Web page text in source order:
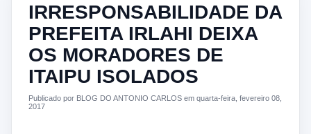
IRRESPONSABILIDADE DA
PREFEITA IRLAHI DEIXA
OS MORADORES DE
ITAIPU ISOLADOS
Publicado por BLOG DO ANTONIO CARLOS em quarta-feira, fevereiro 08,
2017